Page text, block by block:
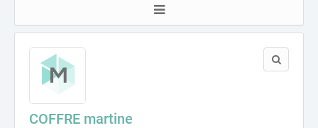
COFFRE martine